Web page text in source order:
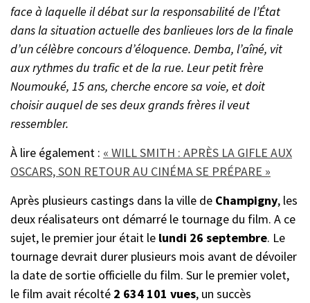
face à laquelle il débat sur la responsabilité de l’État
dans la situation actuelle des banlieues lors de la finale
d’un célèbre concours d’éloquence. Demba, l’aîné, vit
aux rythmes du trafic et de la rue. Leur petit frère
Noumouké, 15 ans, cherche encore sa voie, et doit
choisir auquel de ses deux grands frères il veut
ressembler.
À lire également : « WILL SMITH : APRÈS LA GIFLE AUX
OSCARS, SON RETOUR AU CINÉMA SE PRÉPARE »
Après plusieurs castings dans la ville de Champigny, les
deux réalisateurs ont démarré le tournage du film. A ce
sujet, le premier jour était le lundi 26 septembre. Le
tournage devrait durer plusieurs mois avant de dévoiler
la date de sortie officielle du film. Sur le premier volet,
le film avait récolté 2 634 101 vues, un succès